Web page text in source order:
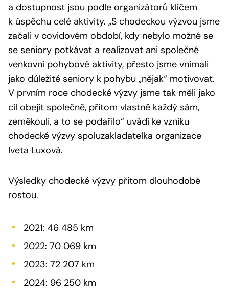
a dostupnost jsou podle organizátorů klíčem
k úspěchu celé aktivity. „S chodeckou výzvou jsme
začali v covidovém období, kdy nebylo možné se
se seniory potkávat a realizovat ani společné
venkovní pohybové aktivity, přesto jsme vnímali
jako důležité seniory k pohybu „nějak“ motivovat.
V prvním roce chodecké výzvy jsme tak měli jako
cíl obejít společně, přitom vlastně každý sám,
zeměkouli, a to se podařilo“ uvádí ke vzniku
chodecké výzvy spoluzakladatelka organizace
Iveta Luxová.
Výsledky chodecké výzvy přitom dlouhodobě
rostou.
2021: 46 485 km
2022: 70 069 km
2023: 72 207 km
2024: 96 250 km